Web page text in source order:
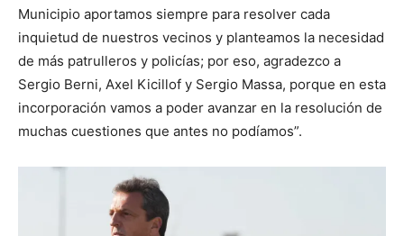
Municipio aportamos siempre para resolver cada
inquietud de nuestros vecinos y planteamos la necesidad
de más patrulleros y policías; por eso, agradezco a
Sergio Berni, Axel Kicillof y Sergio Massa, porque en esta
incorporación vamos a poder avanzar en la resolución de
muchas cuestiones que antes no podíamos”.